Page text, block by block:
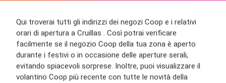
Qui troverai tutti gli indirizzi dei negozi Coop e i relativi
orari di apertura a Cruillas . Così potrai verificare
facilmente se il negozio Coop della tua zona è aperto
durante i festivi o in occasione delle aperture serali,
evitando spiacevoli sorprese. Inoltre, puoi visualizzare il
volantino Coop più recente con tutte le novità della